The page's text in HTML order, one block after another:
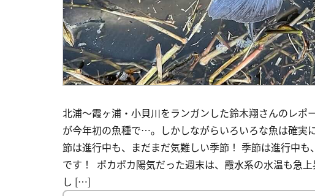
北浦〜霞ヶ浦・小貝川をランガンした鈴木翔さんのレ
が今年初の魚種で…。しかしながらいろいろな魚は確
節は進行中も、まだまだ気難しい季節！ 季節は進行中
です！ ポカポカ陽気だった週末は、霞水系の水温も急
し […]